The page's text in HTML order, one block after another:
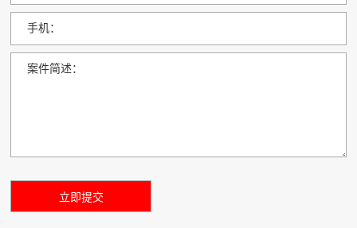
手机：
案件简述：